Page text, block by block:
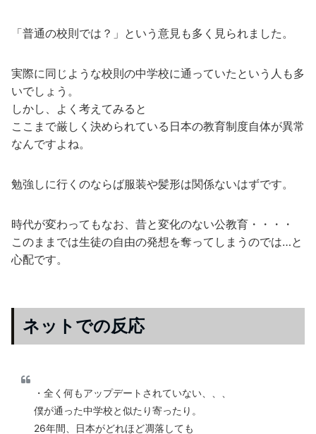
「普通の校則では？」という意見も多く見られました。
実際に同じような校則の中学校に通っていたという人も多
いでしょう。
しかし、よく考えてみると
ここまで厳しく決められている日本の教育制度自体が異常
なんですよね。
勉強しに行くのならば服装や髪形は関係ないはずです。
時代が変わってもなお、昔と変化のない公教育・・・・
このままでは生徒の自由の発想を奪ってしまうのでは…と
心配です。
ネットでの反応
・全く何もアップデートされていない、、、
僕が通った中学校と似たり寄ったり。
26年間、日本がどれほど凋落しても